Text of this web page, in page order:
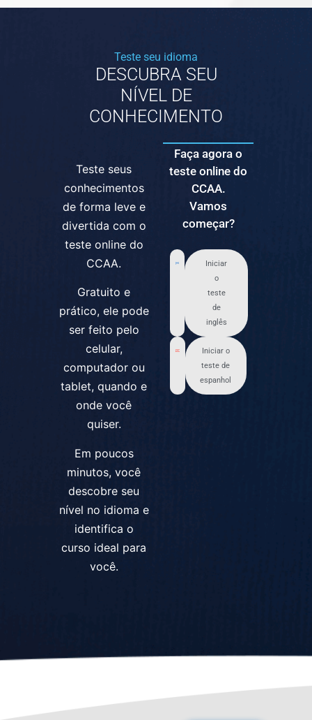
Teste seu idioma
DESCUBRA SEU
NÍVEL DE
CONHECIMENTO
Teste seus
conhecimentos
de forma leve e
divertida com o
teste online do
CCAA.
Gratuito e
prático, ele pode
ser feito pelo
celular,
computador ou
tablet, quando e
onde você
quiser.
Em poucos
minutos, você
descobre seu
nível no idioma e
identifica o
curso ideal para
você.
Faça agora o
teste online do
CCAA.
Vamos
começar?
Iniciar
o
teste
de
inglês
Iniciar o
teste de
espanhol